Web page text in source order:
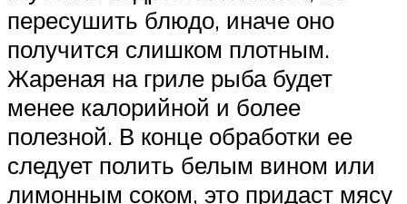
пересушить блюдо, иначе оно
получится слишком плотным.
Жареная на гриле рыба будет
менее калорийной и более
полезной. В конце обработки ее
следует полить белым вином или
лимонным соком, это придаст мясу